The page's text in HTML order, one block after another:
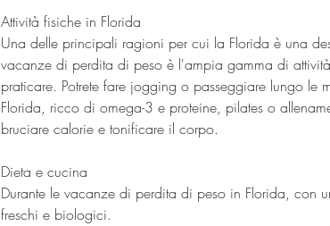
Attività fisiche in Florida
Una delle principali ragioni per cui la Florida è una
vacanze di perdita di peso è l'ampia gamma di
praticare. Potrete fare jogging o passeggiare lungo le
Florida, ricco di omega-3 e proteine, pilates o
bruciare calorie e tonificare il corpo.
Dieta e cucina
Durante le vacanze di perdita di peso in Florida, con
freschi e biologici.